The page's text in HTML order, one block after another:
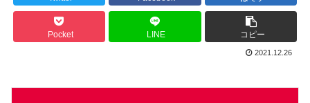
Pocket LINE コピー
2021.12.26